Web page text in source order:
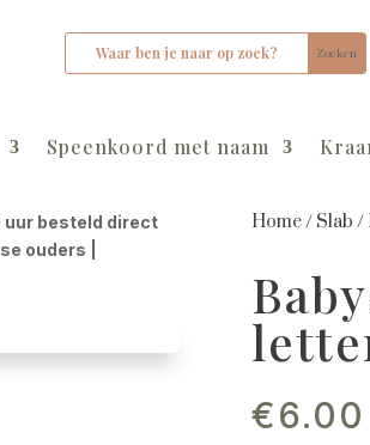
Speenkoord met naam
uur besteld direct
ouders |
Home/ Slab /
€6.00